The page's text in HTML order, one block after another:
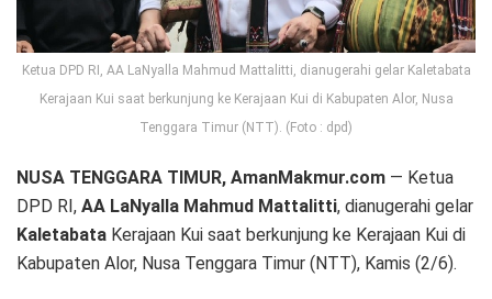
Ketua DPD RI, AA LaNyalla Mahmud Mattalitti, dianugerahi gelar Kaletabata
Kerajaan Kui saat berkunjung ke Kerajaan Kui di Kabupaten Alor, Nusa
Tenggara Timur (NTT). (Foto : dpd)
NUSA TENGGARA TIMUR, AmanMakmur.com — Ketua
DPD RI, AA LaNyalla Mahmud Mattalitti, dianugerahi gelar
Kaletabata Kerajaan Kui saat berkunjung ke Kerajaan Kui di
Kabupaten Alor, Nusa Tenggara Timur (NTT), Kamis (2/6).